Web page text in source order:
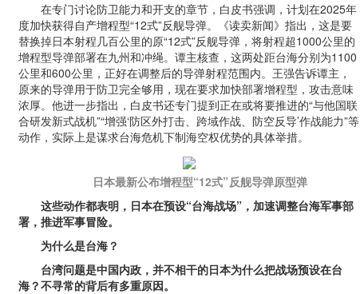
在专门讨论防卫能力和开支的章节，白皮书强调，计划在2025年
度加快获得自产增程型“12式”反舰导弹。《读卖新闻》指出，这是要
替换掉日本射程几百公里的原“12式”反舰导弹，将射程超1000公里的
增程型导弹部署在九州和冲绳。谭主核查，这两处距台海分别为1100
公里和600公里，正好在调整后的导弹射程范围内。王强告诉谭主，
原来的导弹用于防卫完全够用，现在要求加快部署增程型，攻击意味
浓厚。他进一步指出，白皮书还专门提到正在或将要推进的“与他国联
合研发新式战机”“增强‘防区外打击、跨域作战、防空反导’作战能力”等
动作，实际上是谋求台海危机下制海空权优势的具体举措。
日本最新公布增程型“12式”反舰导弹原型弹
这些动作都表明，日本在预设“台海战场”，加速调整台海军事部
署，推进军事冒险。
为什么是台海？
台湾问题是中国内政，并不相干的日本为什么把战场预设在台
海？不寻常的背后有多重原因。